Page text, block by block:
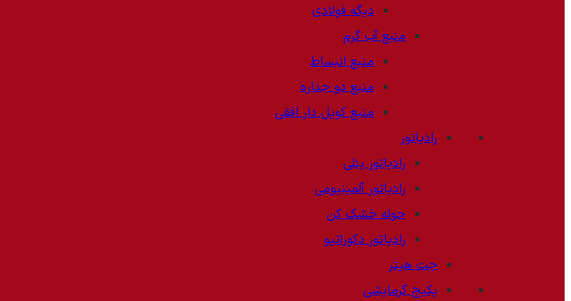
دیگه فولادی
منبع آب گرم
منبع انبساط
منبع دو جداره
منبع کویل دار افقی
رادیاتور
رادیاتور پنلی
رادیاتور آلمینیومی
حوله خشک کن
رادیاتور دکوراتیو
جت هیتر
پکیج گرمایشی